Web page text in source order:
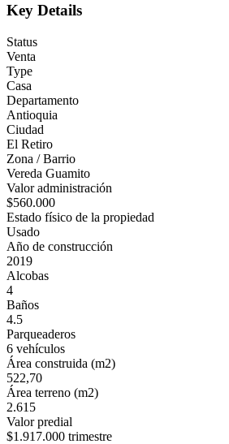
Key Details
Status
Venta
Type
Casa
Departamento
Antioquia
Ciudad
El Retiro
Zona / Barrio
Vereda Guamito
Valor administración
$560.000
Estado físico de la propiedad
Usado
Año de construcción
2019
Alcobas
4
Baños
4.5
Parqueaderos
6 vehículos
Área construida (m2)
522,70
Área terreno (m2)
2.615
Valor predial
$1.917.000 trimestre